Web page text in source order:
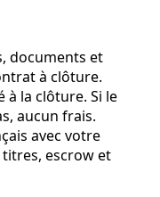
documents et
à clôture.
à la clôture. Si le
aucun frais.
avec votre
escrow et